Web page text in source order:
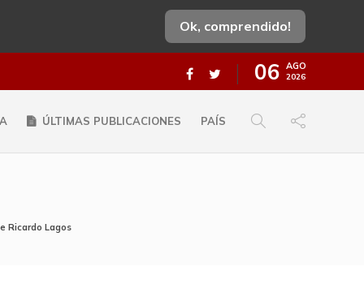
Ok, comprendido!
06 AGO
2026
ÚLTIMAS PUBLICACIONES PAÍS
Ricardo Lagos